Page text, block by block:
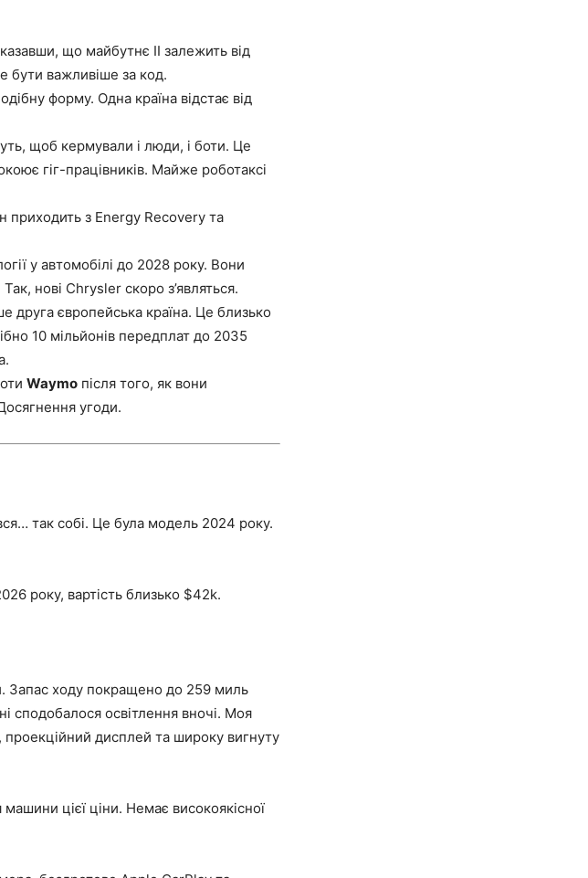
що майбутнє ІІ залежить від
бути важливіше за код.
форму. Одна країна відстає від
щоб кермували і люди, і боти. Це
гіг-працівників. Майже роботаксі
приходить з Energy Recovery та
у автомобілі до 2028 року. Вони
нові Chrysler скоро з’являться.
друга європейська країна. Це близько
10 мільйонів передплат до 2035
Waymo після того, як вони
угоди.
так собі. Це була модель 2024 року.
року, вартість близько $42k.
Запас ходу покращено до 259 миль
сподобалося освітлення вночі. Моя
дисплей та широку вигнуту
цієї ціни. Немає високоякісної